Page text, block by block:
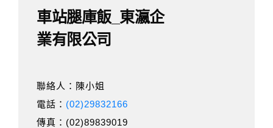
車站腿庫飯_東瀛企
業有限公司
聯絡人：陳小姐
電話： (02)29832166
傳真：(02)89839019